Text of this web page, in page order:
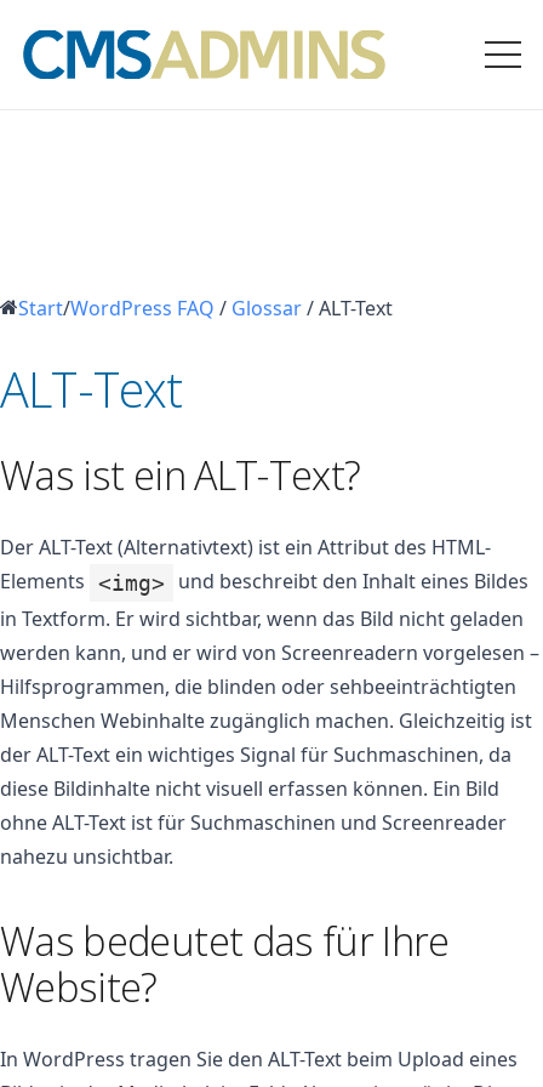
Start/WordPress FAQ / Glossar/ALT-Text
ALT-Text
Was ist ein ALT-Text?
Der ALT-Text (Alternativtext) ist ein Attribut des HTML-
Elements <img>
und beschreibt den Inhalt eines Bildes
in Textform. Er wird sichtbar, wenn das Bild nicht geladen
werden kann, und er wird von Screenreadern vorgelesen –
Hilfsprogrammen, die blinden oder sehbeeinträchtigten
Menschen Webinhalte zugänglich machen. Gleichzeitig ist
der ALT-Text ein wichtiges Signal für Suchmaschinen, da
diese Bildinhalte nicht visuell erfassen können. Ein Bild
ohne ALT-Text ist für Suchmaschinen und Screenreader
nahezu unsichtbar.
Was bedeutet das für Ihre
Website?
In WordPress tragen Sie den ALT-Text beim Upload eines